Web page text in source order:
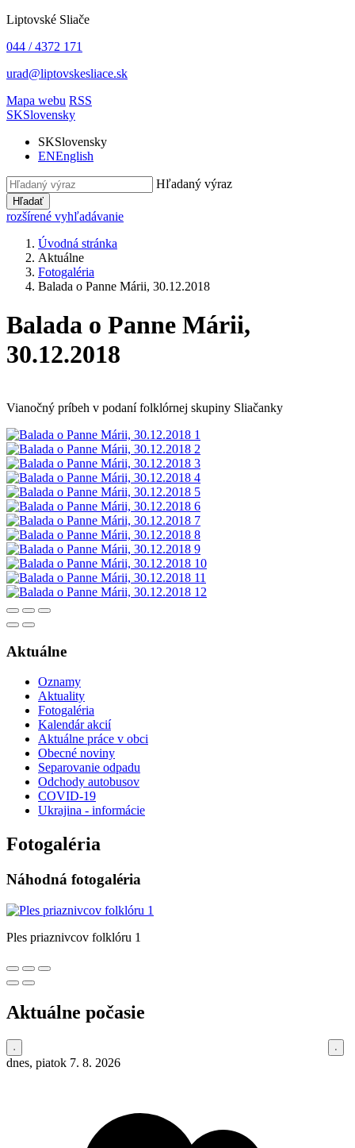
Liptovské Sliače
044 / 4372 171
urad@liptovskesliace.sk
Mapa webu RSS
SKSlovensky
SKSlovensky
ENEnglish
Hľadaný výraz
Hľadať
rozšírené vyhľadávanie
Úvodná stránka
Aktuálne
Fotogaléria
Balada o Panne Márii, 30.12.2018
Balada o Panne Márii,
30.12.2018
Vianočný príbeh v podaní folklórnej skupiny Sliačanky
Aktuálne
Oznamy
Aktuality
Fotogaléria
Kalendár akcií
Aktuálne práce v obci
Obecné noviny
Separovanie odpadu
Odchody autobusov
COVID-19
Ukrajina - informácie
Fotogaléria
Náhodná fotogaléria
Ples priaznivcov folklóru 1
Aktuálne počasie
dnes, piatok 7. 8. 2026